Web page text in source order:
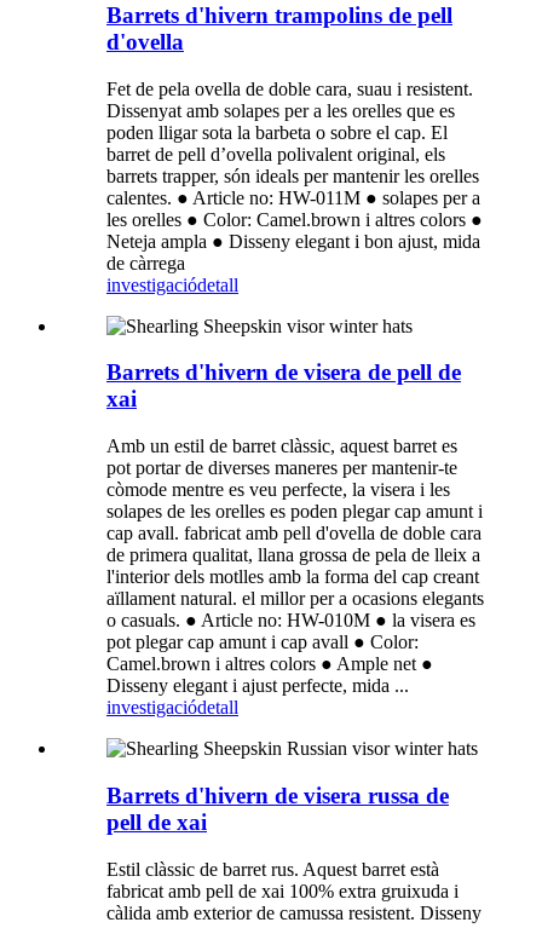
Barrets d'hivern trampolins de pell
d'ovella
Fet de pela ovella de doble cara, suau i resistent.
Dissenyat amb solapes per a les orelles que es
poden lligar sota la barbeta o sobre el cap. El
barret de pell d’ovella polivalent original, els
barrets trapper, són ideals per mantenir les orelles
calentes. ● Article no: HW-011M ● solapes per a
les orelles ● Color: Camel.brown i altres colors ●
Neteja ampla ● Disseny elegant i bon ajust, mida
de càrrega
investigaciódetall
Barrets d'hivern de visera de pell de
xai
Amb un estil de barret clàssic, aquest barret es
pot portar de diverses maneres per mantenir-te
còmode mentre es veu perfecte, la visera i les
solapes de les orelles es poden plegar cap amunt i
cap avall. fabricat amb pell d'ovella de doble cara
de primera qualitat, llana grossa de pela de lleix a
l'interior dels motlles amb la forma del cap creant
aïllament natural. el millor per a ocasions elegants
o casuals. ● Article no: HW-010M ● la visera es
pot plegar cap amunt i cap avall ● Color:
Camel.brown i altres colors ● Ample net ●
Disseny elegant i ajust perfecte, mida ...
investigaciódetall
Barrets d'hivern de visera russa de
pell de xai
Estil clàssic de barret rus. Aquest barret està
fabricat amb pell de xai 100% extra gruixuda i
càlida amb exterior de camussa resistent. Disseny